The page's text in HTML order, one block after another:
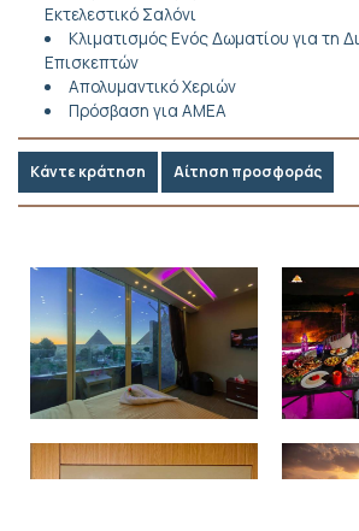
Εκτελεστικό Σαλόνι
Κλιματισμός Ενός Δωματίου για τη
Επισκεπτών
Απολυμαντικό Χεριών
Πρόσβαση για ΑΜΕΑ
Κάντε κράτηση Αίτηση προσφοράς